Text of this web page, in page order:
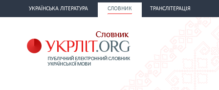
УКРАЇНСЬКА ЛІТЕРАТУРА СЛОВНИК ТРАНСЛІТЕРАЦІЯ